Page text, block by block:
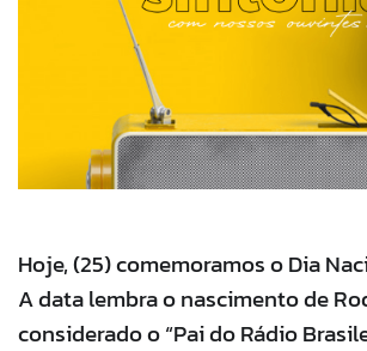
Hoje, (25) comemoramos o Dia
A data lembra o nascimento de
considerado o “Pai do Rádio